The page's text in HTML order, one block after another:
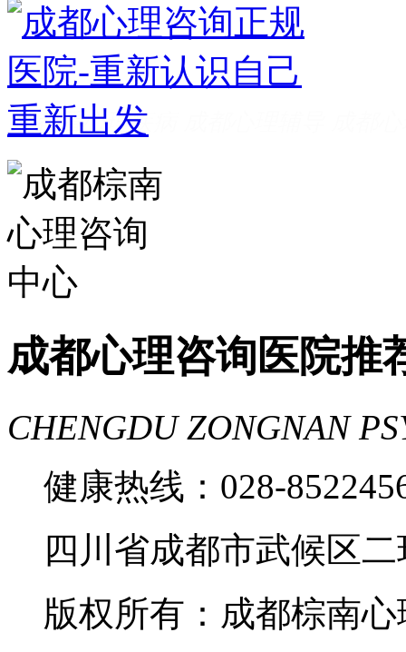
成都看心理疾病
家好 成都心理咨询推荐
费
成都心理医院哪里好
成都心理咨询医院推
CHENGDU ZONGNAN
健康热线：028-
四川省成都市武候区
版权所有：成都棕南